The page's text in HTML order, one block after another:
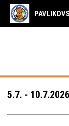
5.7. -